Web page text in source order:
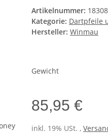
Artikelnummer: 18308
Kategorie: Dartpfeile
Hersteller: Winmau
Gewicht
85,95 €
inkl. 19% USt. ,